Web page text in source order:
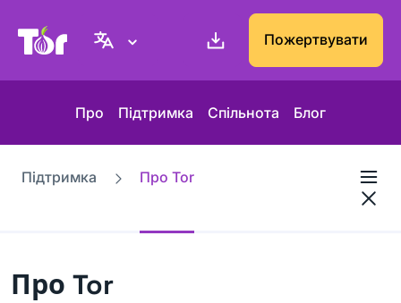
Вебсайт проєкту Tor Пожертвувати
Про Підтримка Спільнота Блог
Підтримка Про Tor
Про Tor